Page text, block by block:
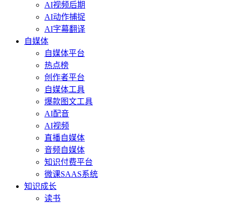
AI视频后期
AI动作捕捉
AI字幕翻译
自媒体
自媒体平台
热点榜
创作者平台
自媒体工具
爆款图文工具
AI配音
AI视频
直播自媒体
音频自媒体
知识付费平台
微课SAAS系统
知识成长
读书